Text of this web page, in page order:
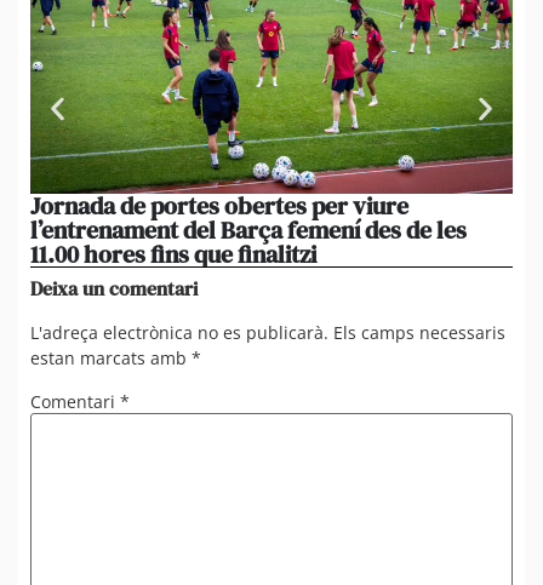
Jornada de portes obertes per viure
l’entrenament del Barça femení des de les
11.00 hores fins que finalitzi
Deixa un comentari
L'adreça electrònica no es publicarà. Els camps necessaris
estan marcats amb *
Comentari *